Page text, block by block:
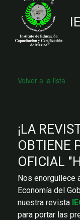
Volver a la lista
¡LA
OBTIENE
OFICIAL
Nos enorgullece
Economía del
nuestra revista
para portar las